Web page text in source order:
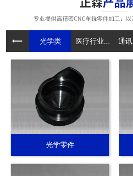
光学类 医疗行业... 通讯
光学零件